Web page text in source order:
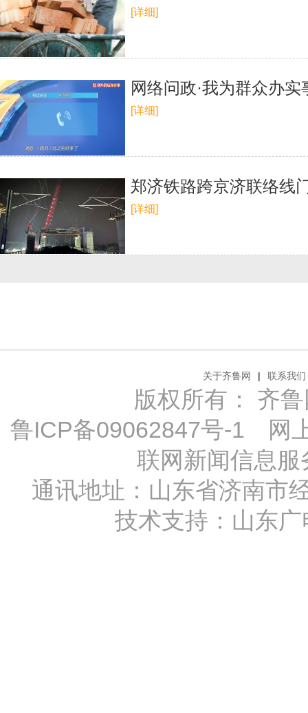
[详细]
网络问政·我为群众办
[详细]
郑济铁路跨京济联络线
[详细]
关于齐鲁网 | 联系我们
版权所有： 齐
鲁ICP备09062847号-1 网
联网新闻信息
通讯地址：山东省济南
技术支持： 山东